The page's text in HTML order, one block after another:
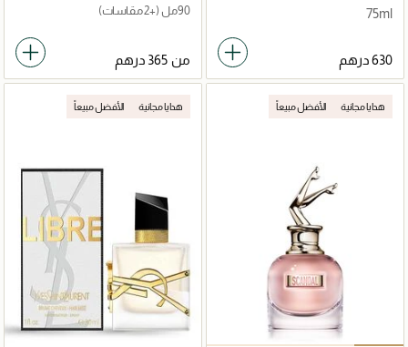
75ml
90مل (+2 مقاسات)
من
هدايا مجانية الأفضل مبيعاً هدايا مجانية الأفضل مبيعاً